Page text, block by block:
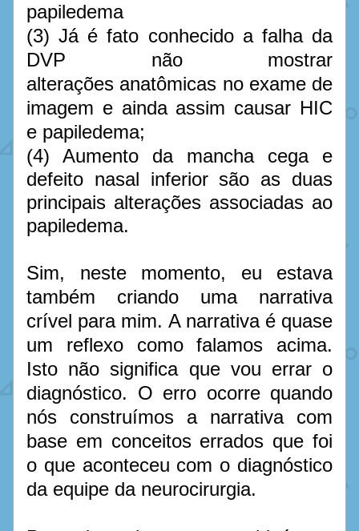
papiledema
(3) Já é fato conhecido a falha da
DVP não mostrar
alterações anatômicas no exame de
imagem e ainda assim causar HIC
e papiledema;
(4) Aumento da mancha cega e
defeito nasal inferior são as duas
principais alterações associadas ao
papiledema.
Sim, neste momento, eu estava
também criando uma narrativa
crível para mim. A narrativa é quase
um reflexo como falamos acima.
Isto não significa que vou errar o
diagnóstico. O erro ocorre quando
nós construímos a narrativa com
base em conceitos errados que foi
o que aconteceu com o diagnóstico
da equipe da neurocirurgia.